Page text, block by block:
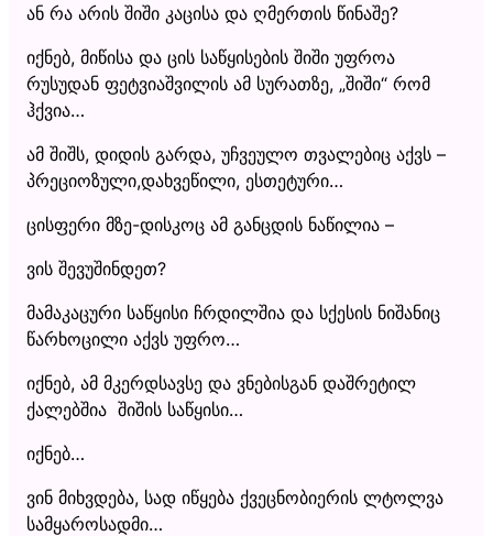
ან რა არის შიში კაცისა და ღმერთის წინაშე?
იქნებ, მიწისა და ცის საწყისების შიში უფროა
რუსუდან ფეტვიაშვილის ამ სურათზე, „შიში“ რომ
ჰქვია…
ამ შიშს, დიდის გარდა, უჩვეულო თვალებიც აქვს –
პრეციოზული,დახვეწილი, ესთეტური…
ცისფერი მზე-დისკოც ამ განცდის ნაწილია –
ვის შევუშინდეთ?
მამაკაცური საწყისი ჩრდილშია და სქესის ნიშანიც
წარხოცილი აქვს უფრო…
იქნებ, ამ მკერდსავსე და ვნებისგან დაშრეტილ
ქალებშია შიშის საწყისი…
იქნებ…
ვინ მიხვდება, სად იწყება ქვეცნობიერის ლტოლვა
სამყაროსადმი…